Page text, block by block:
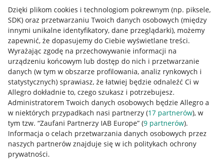
Dzięki plikom cookies i technologiom pokrewnym (np. piksele,
SDK) oraz przetwarzaniu Twoich danych osobowych (między
innymi unikalne identyfikatory, dane przeglądarki), możemy
zapewnić, że dopasujemy do Ciebie wyświetlane treści.
Wyrażając zgodę na przechowywanie informacji na
urządzeniu końcowym lub dostęp do nich i przetwarzanie
danych (w tym w obszarze profilowania, analiz rynkowych i
statystycznych) sprawiasz, że łatwiej będzie odnaleźć Ci w
Allegro dokładnie to, czego szukasz i potrzebujesz.
Administratorem Twoich danych osobowych będzie Allegro a
w niektórych przypadkach nasi partnerzy (17 partnerów), w
tym tzw. “Zaufani Partnerzy IAB Europe” (9 partnerów).
Informacja o celach przetwarzania danych osobowych przez
naszych partnerów znajduje się w ich politykach ochrony
prywatności.
Przydatne informacje
Jak to działa